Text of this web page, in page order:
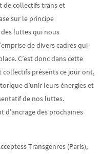
de collectifs trans et
sur le principe
luttes qui nous
de divers cadres qui
C’est donc dans cette
collectifs présents ce jour ont,
d’unir leurs énergies et
de nos luttes.
des prochaines
Transgenres (Paris),